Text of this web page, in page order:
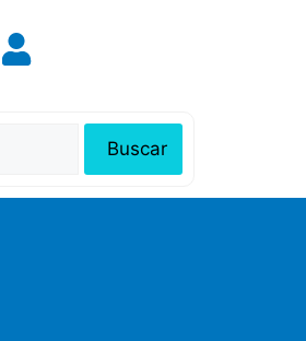
Buscar